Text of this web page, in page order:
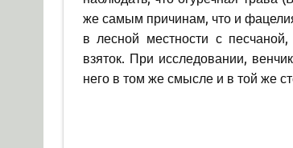
же самым причинам, что и
в лесной местности с
взяток. При исследовании,
него в том же смысле и в той же